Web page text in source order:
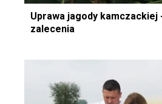
Uprawa jagody kamczackiej
zalecenia